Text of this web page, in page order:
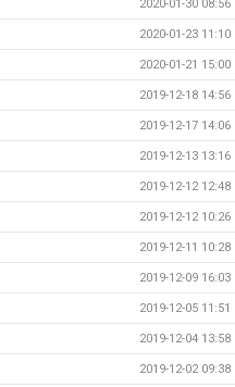
2020-01-30 08:56
2020-01-23 11:10
2020-01-21 15:00
2019-12-18 14:56
2019-12-17 14:06
2019-12-13 13:16
2019-12-12 12:48
2019-12-12 10:26
2019-12-11 10:28
2019-12-09 16:03
2019-12-05 11:51
2019-12-04 13:58
2019-12-02 09:38